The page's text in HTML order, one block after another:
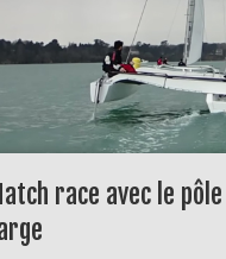
race avec le